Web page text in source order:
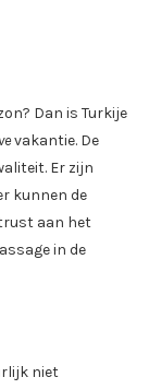
Dan is Turkije
vakantie. De
Er zijn
kunnen de
aan het
in de
niet